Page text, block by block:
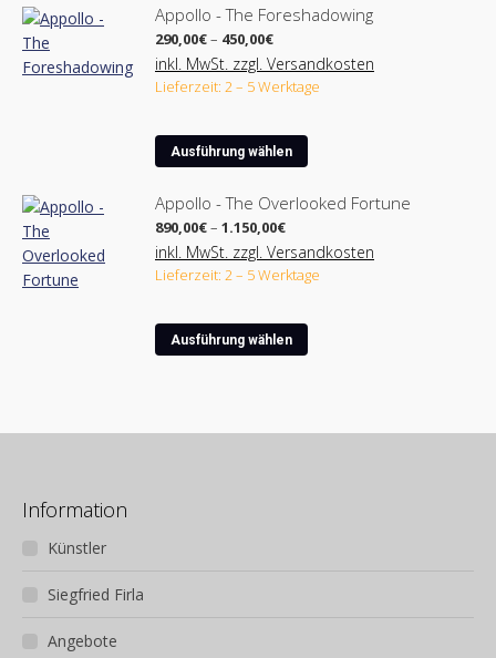
der
Produktseite
gewählt
werden
Appollo - The Foreshadowing
290,00€– 450,00€Preisspanne:
290,00€
bis
450,00€
inkl. MwSt. zzgl. Versandkosten
Lieferzeit: 2 – 5 Werktage
Ausführung wählen
Dieses
Produkt
weist
Varianten
auf.
gewählt
Appollo - The Overlooked Fortune
890,00€– 1.150,00€Preisspanne:
890,00€
bis
1.150,00€
inkl. MwSt. zzgl. Versandkosten
Lieferzeit: 2 – 5 Werktage
Ausführung wählen
Dieses
Produkt
Varianten
Information
Künstler
Siegfried Firla
Angebote